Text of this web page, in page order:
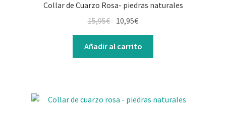
Collar de Cuarzo Rosa- piedras naturales
15,95€ 10,95€
Añadir al carrito